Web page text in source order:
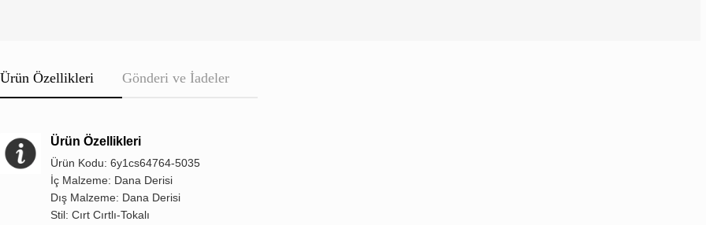
Ürün Özellikleri Gönderi ve İadeler
Ürün Özellikleri
Ürün Kodu: 6y1cs64764-5035
İç Malzeme: Dana Derisi
Dış Malzeme: Dana Derisi
Stil: Cırt Cırtlı-Tokalı